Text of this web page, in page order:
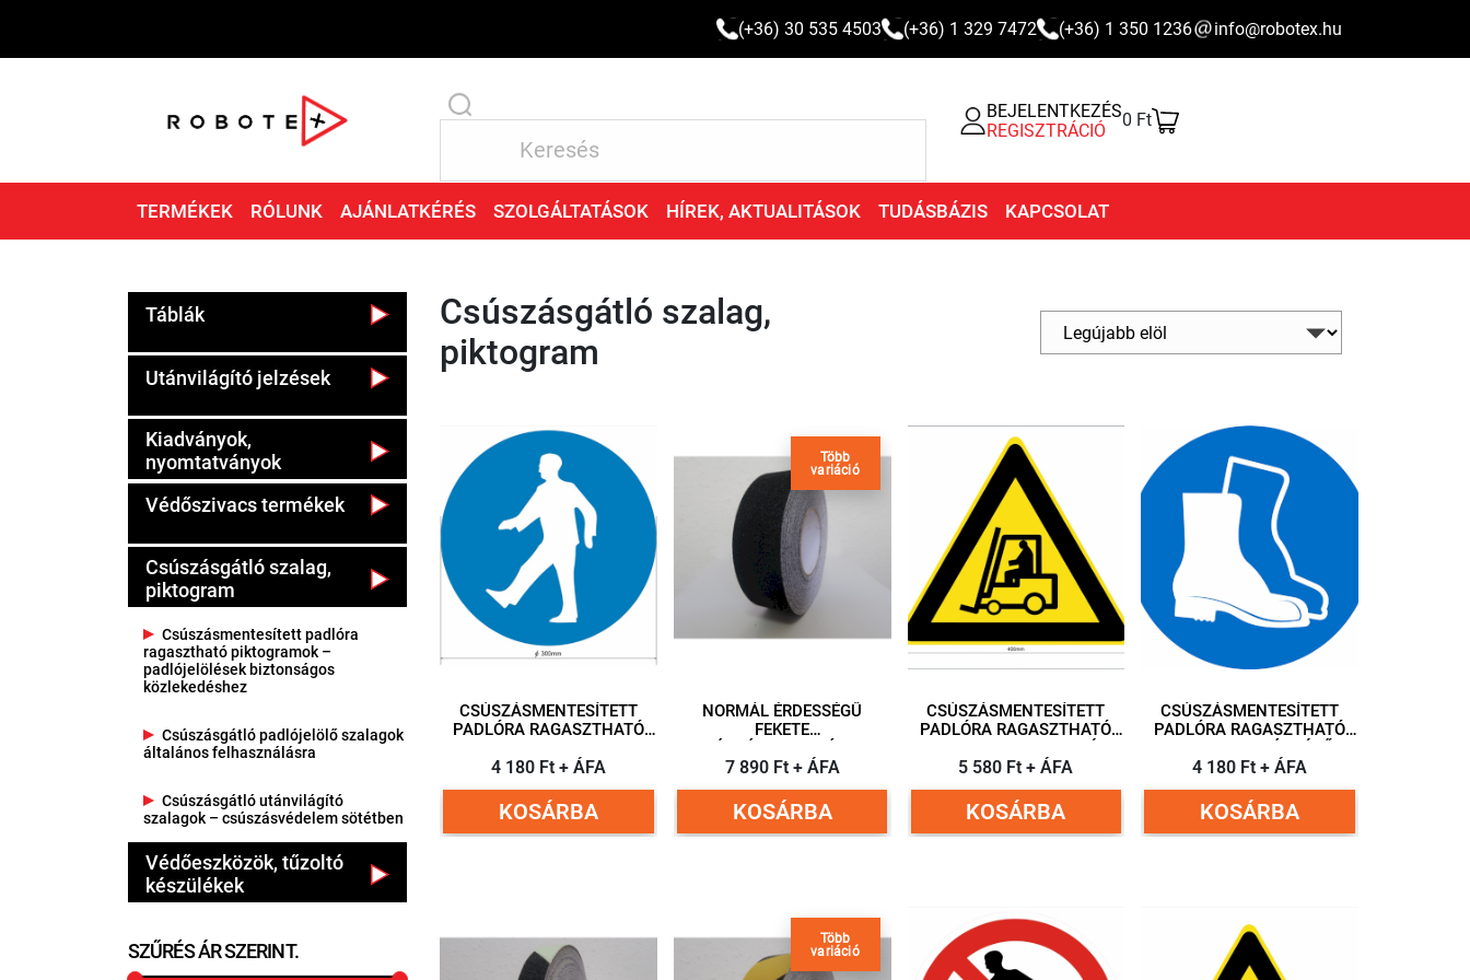
(+36) 30 535 4503 (+36) 1 329 7472 (+36) 1 350 1236 info@robotex.hu
BEJELENTKEZÉS
REGISZTRÁCIÓ
0 Ft
TERMÉKEK RÓLUNK AJÁNLATKÉRÉS SZOLGÁLTATÁSOK HÍREK, AKTUALITÁSOK TUDÁSBÁZIS KAPCSOLAT
Táblák
Utánvilágító jelzések
Kiadványok,
nyomtatványok
Védőszivacs termékek
Csúszásgátló szalag,
piktogram
Csúszásmentesített padlóra
ragasztható piktogramok –
padlójelölések biztonságos
közlekedéshez
Csúszásgátló padlójelölő szalagok
általános felhasználásra
Csúszásgátló utánvilágító
szalagok – csúszásvédelem sötétben
Védőeszközök, tűzoltó
készülékek
SZŰRÉS ÁR SZERINT.
Csúszásgátló szalag,
piktogram
CSÚSZÁSMENTESÍTETT
PADLÓRA RAGASZTHATÓ
RÉSZÉRE 300 MM ÁTMÉRŐ
4 180 Ft + ÁFA
KOSÁRBA
Több
variáció
NORMÁL ÉRDESSÉGŰ
FEKETE
PADLÓJELÖLŐ 50MM X 18M
7 890 Ft + ÁFA
KOSÁRBA
CSÚSZÁSMENTESÍTETT
PADLÓRA RAGASZTHATÓ
KÖZLEKEDÉS 400 MM
ÉLHOSSZ
5 580 Ft + ÁFA
KOSÁRBA
CSÚSZÁSMENTESÍTETT
PADLÓRA RAGASZTHATÓ
HASZNÁLATA KÖTELEZŐ!
300 MM ÁTMÉRŐ
4 180 Ft + ÁFA
KOSÁRBA
Több
variáció